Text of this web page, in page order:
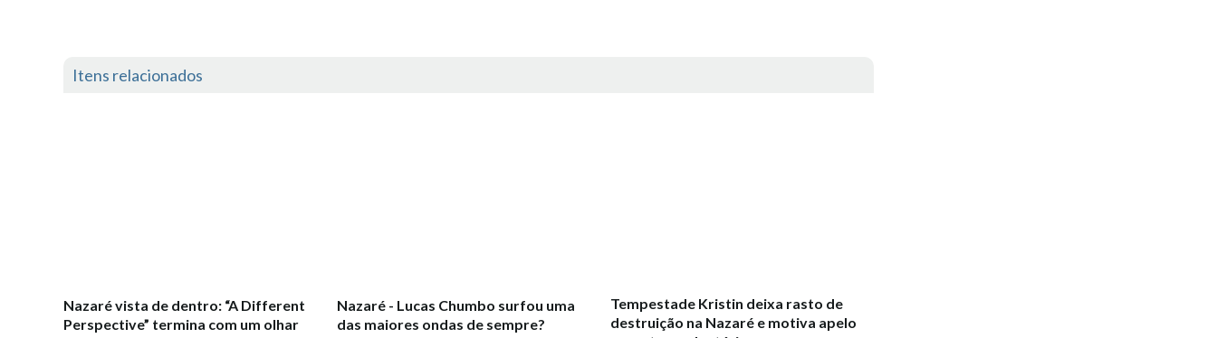
Itens relacionados
Nazaré vista de dentro: “A Different
Perspective” termina com um olhar
Nazaré - Lucas Chumbo surfou uma
das maiores ondas de sempre?
Tempestade Kristin deixa rasto de
destruição na Nazaré e motiva apelo